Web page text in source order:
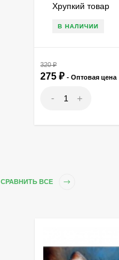
Хрупкий товар
В НАЛИЧИИ
320₽
275₽ - Оптовая цена
- +
СРАВНИТЬ ВСЕ